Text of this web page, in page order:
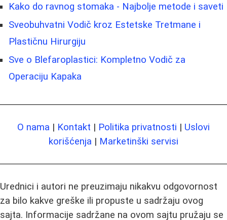
Kako do ravnog stomaka - Najbolje metode i saveti
Sveobuhvatni Vodič kroz Estetske Tretmane i
Plastičnu Hirurgiju
Sve o Blefaroplastici: Kompletno Vodič za
Operaciju Kapaka
O nama | Kontakt | Politika privatnosti | Uslovi
korišćenja | Marketinški servisi
Urednici i autori ne preuzimaju nikakvu odgovornost
za bilo kakve greške ili propuste u sadržaju ovog
sajta. Informacije sadržane na ovom sajtu pružaju se